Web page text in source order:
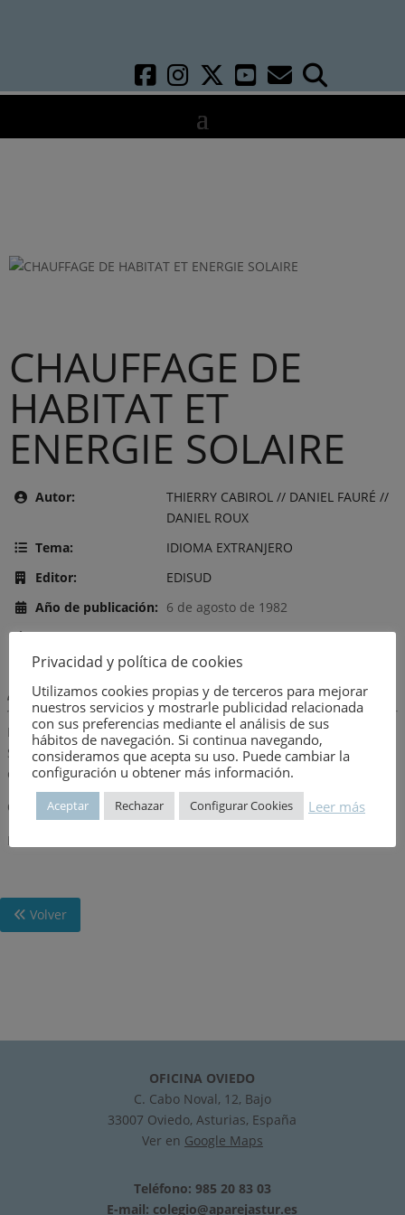
CHAUFFAGE DE
HABITAT ET
ENERGIE SOLAIRE
Autor:
THIERRY CABIROL // DANIEL FAURÉ //
DANIEL ROUX
Tema:
IDIOMA EXTRANJERO
Editor:
EDISUD
Año de publicación: 6 de agosto de 1982
Número:
488
Descripción:
DE L’UTILISATION DES ÉNERGIES CLASSIQUES A L’ARCHITECTURE
SOLAIRE:TOME 1: Confort thermique et techniques de
chauffage.
Observaciones
ESTA ESCRITO EN FRANCES.
Volver
OFICINA OVIEDO
C. Cabo Noval, 12, Bajo
33007 Oviedo, Asturias, España
Ver en Google Maps
Teléfono: 985 20 83 03
E-mail: colegio@aparejastur.es
Privacidad y política de cookies
Utilizamos cookies propias y de terceros para mejorar
nuestros servicios y mostrarle publicidad relacionada
con sus preferencias mediante el análisis de sus
hábitos de navegación. Si continua navegando,
consideramos que acepta su uso. Puede cambiar la
configuración u obtener más información.
Aceptar Rechazar Configurar Cookies Leer más